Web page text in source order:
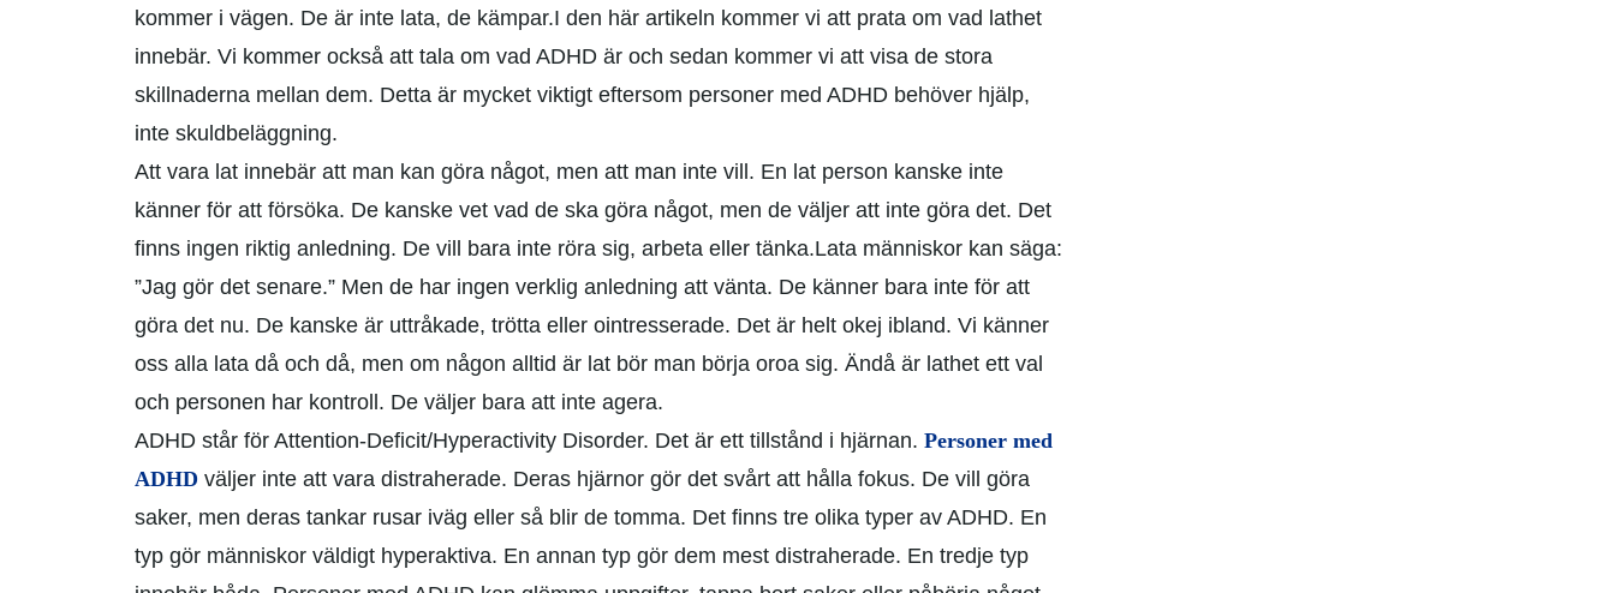
kommer i vägen. De är inte lata, de kämpar.I den här artikeln kommer vi att prata om vad lathet
innebär. Vi kommer också att tala om vad ADHD är och sedan kommer vi att visa de stora
skillnaderna mellan dem. Detta är mycket viktigt eftersom personer med ADHD behöver hjälp,
inte skuldbeläggning.
Att vara lat innebär att man kan göra något, men att man inte vill. En lat person kanske inte
känner för att försöka. De kanske vet vad de ska göra något, men de väljer att inte göra det. Det
finns ingen riktig anledning. De vill bara inte röra sig, arbeta eller tänka.Lata människor kan säga:
”Jag gör det senare.” Men de har ingen verklig anledning att vänta. De känner bara inte för att
göra det nu. De kanske är uttråkade, trötta eller ointresserade. Det är helt okej ibland. Vi känner
oss alla lata då och då, men om någon alltid är lat bör man börja oroa sig. Ändå är lathet ett val
och personen har kontroll. De väljer bara att inte agera.
ADHD står för Attention-Deficit/Hyperactivity Disorder. Det är ett tillstånd i hjärnan. Personer med
ADHD väljer inte att vara distraherade. Deras hjärnor gör det svårt att hålla fokus. De vill göra
saker, men deras tankar rusar iväg eller så blir de tomma. Det finns tre olika typer av ADHD. En
typ gör människor väldigt hyperaktiva. En annan typ gör dem mest distraherade. En tredje typ